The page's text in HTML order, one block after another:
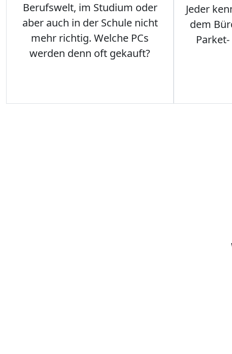
Berufswelt, im Studium oder
aber auch in der Schule nicht
mehr richtig. Welche PCs
werden denn oft gekauft?
Jeder
dem